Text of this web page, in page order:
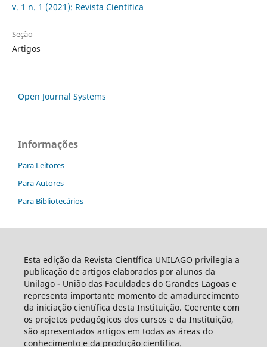
v. 1 n. 1 (2021): Revista Cientifica
Seção
Artigos
Open Journal Systems
Informações
Para Leitores
Para Autores
Para Bibliotecários
Esta edição da Revista Científica UNILAGO privilegia a
publicação de artigos elaborados por alunos da
Unilago - União das Faculdades do Grandes Lagoas e
representa importante momento de amadurecimento
da iniciação científica desta Instituição. Coerente com
os projetos pedagógicos dos cursos e da Instituição,
são apresentados artigos em todas as áreas do
conhecimento e da produção científica.